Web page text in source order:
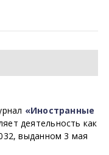
«Иностранные
деятельность как
выданном 3 мая